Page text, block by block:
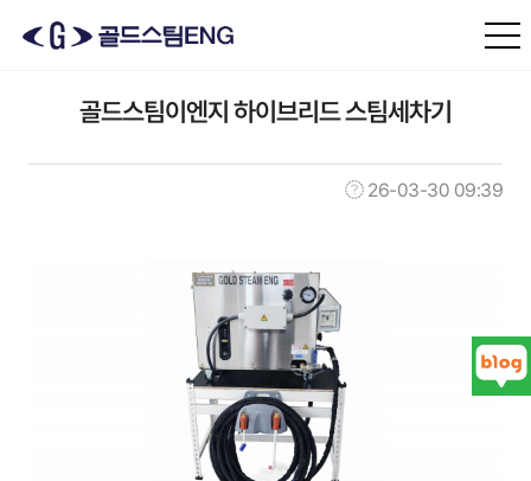
골드스팀이엔지 하이브리드 스팀세차기
26-03-30 09:39